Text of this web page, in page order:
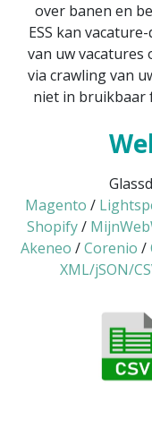
over banen en
ESS kan
van uw vacatures
via crawling van
niet in bruikbaar
Magento /
Shopify/
Akeneo /Corenio /
XML/jSON/